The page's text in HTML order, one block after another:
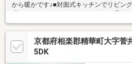
から暖かです♪■対面式キッチンでリビン
京都府相楽郡精華町大字菅
5DK